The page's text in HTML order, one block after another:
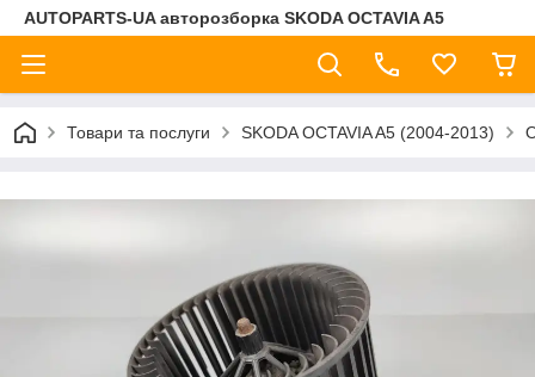
AUTOPARTS-UA авторозборка SKODA OCTAVIA A5
Товари та послуги SKODA OCTAVIA A5 (2004-2013)